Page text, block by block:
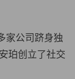
家公司跻身独
珀创立了社交